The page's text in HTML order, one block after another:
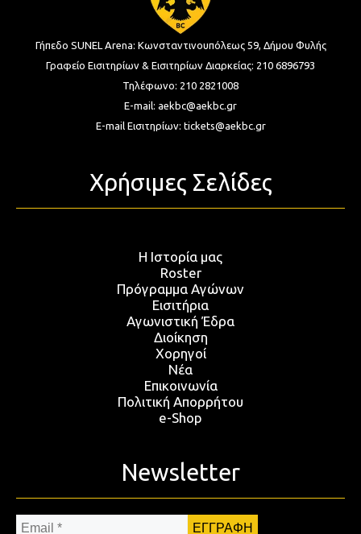
Γήπεδο SUNEL Arena: Κωνσταντινουπόλεως 59, Δήμου Φυλής
Γραφείο Εισιτηρίων & Εισιτηρίων Διαρκείας: 210 6896793
Τηλέφωνο: 210 2821008
E-mail: aekbc@aekbc.gr
E-mail Εισιτηρίων: tickets@aekbc.gr
Χρήσιμες Σελίδες
Η Ιστορία μας
Roster
Πρόγραμμα Αγώνων
Εισιτήρια
Αγωνιστική Έδρα
Διοίκηση
Χορηγοί
Νέα
Επικοινωνία
Πολιτική Απορρήτου
e-Shop
Newsletter
Email